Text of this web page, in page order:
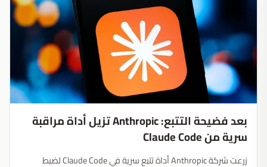
بعد فضيحة التتبع: Anthropic تزيل أداة مراقبة
سرية من Claude Code
زرعت شركة Anthropic أداة تتبع سرية في Claude Code لضبط